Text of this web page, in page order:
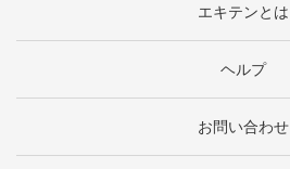
エキテンとは
ヘルプ
お問い合わせ